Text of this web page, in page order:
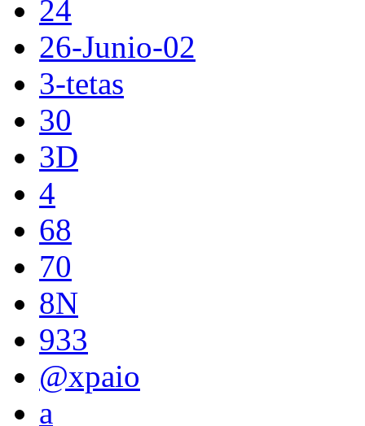
24
26-Junio-02
3-tetas
30
3D
4
68
70
8N
933
@xpaio
a